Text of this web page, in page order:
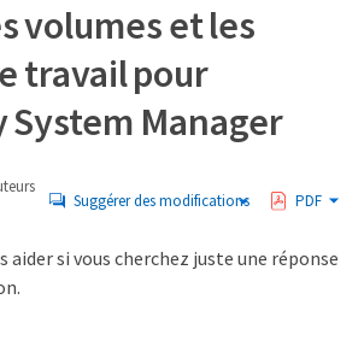
volumes et les
travail pour
Manager
Suggérer des modifications PDF
aider si vous cherchez juste une réponse